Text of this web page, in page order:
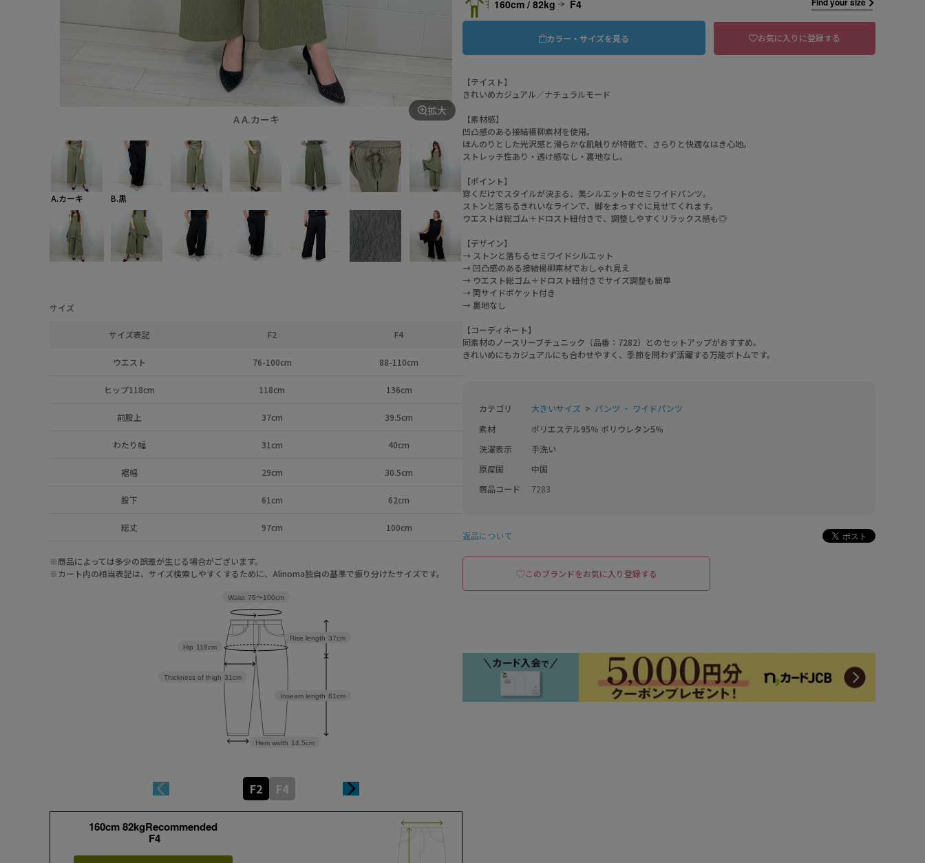
A A.カーキ
拡大
A.カーキ B.黒
サイズ
サイズ表記 F2 F4
ウエスト 76-100cm 88-110cm
ヒップ118cm 118cm 136cm
前股上 37cm 39.5cm
わたり幅 31cm 40cm
裾幅 29cm 30.5cm
股下 61cm 62cm
総丈 97cm 100cm
※商品によっては多少の誤差が生じる場合がございます。
※カート内の相当表記は、サイズ検索しやすくするために、Alinoma独自の基準で振り分けたサイズです。
Inseam length 61cm
Rise length 37cm
Hem width 14.5cm
Thickness of thigh 31cm
Hip 118cm
Waist 76〜100cm
F2 F4
160cm 82kgRecommended
F4
160cm / 82kg F4
カラー・サイズを見る お気に入りに登録する
【テイスト】
きれいめカジュアル／ナチュラルモード
【素材感】
凹凸感のある接結楊柳素材を使用。
ほんのりとした光沢感と滑らかな肌触りが特徴で、さらりと快適なはき心地。
ストレッチ性あり・透け感なし・裏地なし。
【ポイント】
穿くだけでスタイルが決まる、美シルエットのセミワイドパンツ。
ストンと落ちるきれいなラインで、脚をまっすぐに見せてくれます。
ウエストは総ゴム＋ドロスト紐付きで、調整しやすくリラックス感も◎
【デザイン】
→ ストンと落ちるセミワイドシルエット
→ 凹凸感のある接結楊柳素材でおしゃれ見え
→ ウエスト総ゴム＋ドロスト紐付きでサイズ調整も簡単
→ 両サイドポケット付き
→ 裏地なし
【コーディネート】
同素材のノースリーブチュニック（品番：7282）とのセットアップがおすすめ。
きれいめにもカジュアルにも合わせやすく、季節を問わず活躍する万能ボトムです。
カテゴリ 大きいサイズ
パンツ ・ ワイドパンツ
素材
ポリエステル95％ ポリウレタン5％
洗濯表示
手洗い
原産国
中国
商品コード
7283
返品について
このブランドをお気に入り登録する